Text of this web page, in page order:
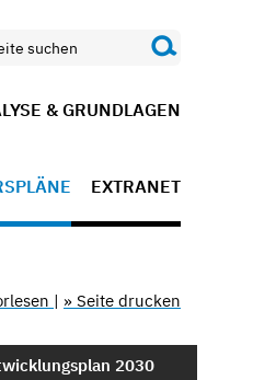
& GRUNDLAGEN
EXTRANET
| » Seite drucken
2030